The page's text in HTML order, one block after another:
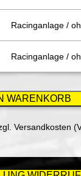
Racinganlage /
Racinganlage /
Versandkosten